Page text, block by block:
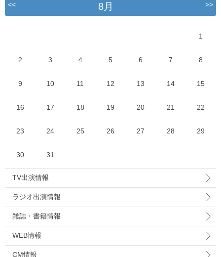
<< 8月 >>
1
2 3 4 5 6 7 8
9 10 11 12 13 14 15
16 17 18 19 20 21 22
23 24 25 26 27 28 29
30 31
TV出演情報
ラジオ出演情報
雑誌・書籍情報
WEB情報
CM情報